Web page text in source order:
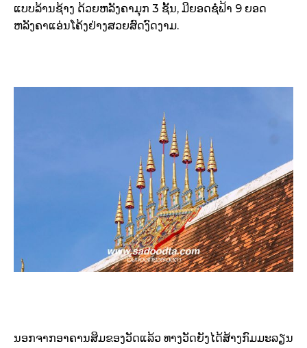
ແບບລ້ານຊ້າງ ດ້ວຍຫລັງຄາມຸກ 3 ຊັ້ນ, ມີຍອດຊໍ່ຟ້າ 9 ຍອດ
ຫລັງຄາແອ່ນໂຄ້ງຢ່າງສວຍສົດງົດງາມ.
ນອກຈາກອາຄານສິມຂອງວັດແລ້ວ ທາງວັດຍັງໄດ້ສ້າງກົມມະລຽນ